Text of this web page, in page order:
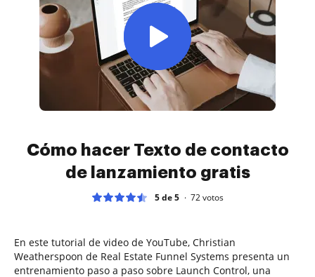
Cómo hacer Texto de contacto
de lanzamiento gratis
5 de 5 72votos
En este tutorial de video de YouTube, Christian
Weatherspoon de Real Estate Funnel Systems presenta un
entrenamiento paso a paso sobre Launch Control, una